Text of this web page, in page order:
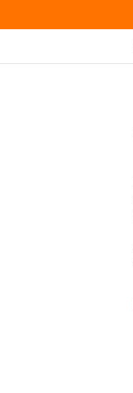
contenido